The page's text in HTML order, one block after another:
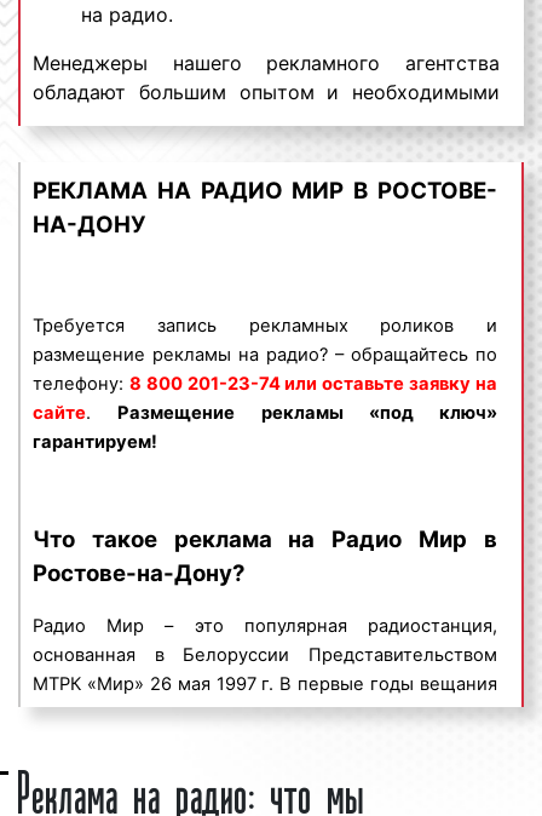
на радио.
Менеджеры нашего рекламного агентства
обладают большим опытом и необходимыми
знаниями для проведения качественных и
эффективных рекламных кампаний на Радио
Мир. Для получения коммерческого
предложения по размещению рекламы на
Радио Мир в Ростове-на-Дону и Ростовской
заявку на сайте.
Размещение рекламы на
радио «под ключ» гарантируем!
Рекламное агентство Фасад Медиа Групп
выполнило большое количество заказов по
Ростовской области в качестве основной
площадки для размещения рекламы.
аудитория радиостанций насчитывает
миллионы человек. Большаяцелевая
аудиторияв сочетании с массовым охватом
населения делает рекламу на радио
РЕКЛАМА НА РАДИО МИР В РОСТОВЕ-
НА-ДОНУ
Требуется запись рекламных роликов и
размещение рекламы на радио? – обращайтесь по
телефону: 8 800 201-23-74 или оставьте заявку на
сайте. Размещение рекламы «под ключ»
гарантируем!
Что такое реклама на Радио Мир в
Ростове-на-Дону?
Радио Мир – это популярная радиостанция,
основанная в Белоруссии Представительством
МТРК «Мир» 26 мая 1997 г. В первые годы вещания
радиостанция Мир не имела собственной волны и
по будням («Мир новостей Содружества») и на
Реклама на радио: что мы